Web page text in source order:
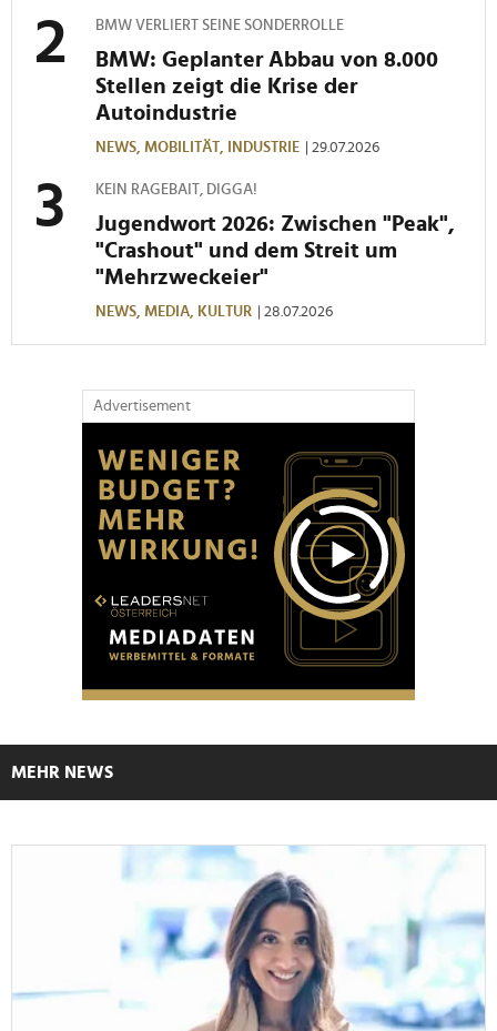
soziale Medien, Werbung und Analysen weiter. Unsere
Partner führen diese Informationen möglicherweise mit
weiteren Daten zusammen, die Sie ihnen bereitgestellt
haben oder die sie im Rahmen Ihrer Nutzung der Dienste
BMW VERLIERT SEINE SONDERROLLE
BMW: Geplanter Abbau von 8.000
Stellen zeigt die Krise der
Autoindustrie
NEWS, MOBILITÄT, INDUSTRIE | 29.07.2026
KEIN RAGEBAIT, DIGGA!
Jugendwort 2026: Zwischen "Peak",
"Crashout" und dem Streit um
"Mehrzweckeier"
NEWS, MEDIA, KULTUR | 28.07.2026
Advertisement
MEHR NEWS